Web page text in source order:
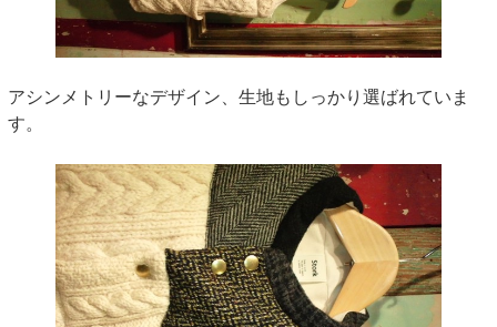
アシンメトリーなデザイン、生地もしっかり選ばれていま
す。